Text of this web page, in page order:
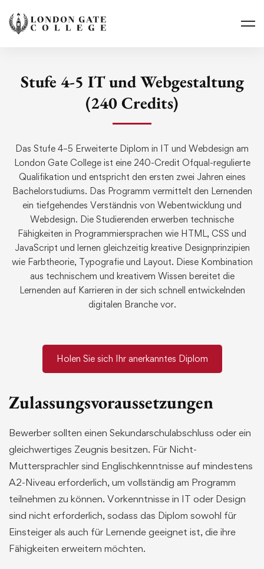
Stufe 4-5 IT und Webgestaltung
(240 Credits)
Das Stufe 4–5 Erweiterte Diplom in IT und Webdesign am
London Gate College ist eine 240-Credit Ofqual-regulierte
Qualifikation und entspricht den ersten zwei Jahren eines
Bachelorstudiums. Das Programm vermittelt den Lernenden
ein tiefgehendes Verständnis von Webentwicklung und
Webdesign. Die Studierenden erwerben technische
Fähigkeiten in Programmiersprachen wie HTML, CSS und
JavaScript und lernen gleichzeitig kreative Designprinzipien
wie Farbtheorie, Typografie und Layout. Diese Kombination
aus technischem und kreativem Wissen bereitet die
Lernenden auf Karrieren in der sich schnell entwickelnden
digitalen Branche vor.
Holen Sie sich Ihr anerkanntes Diplom
Zulassungsvoraussetzungen
Bewerber sollten einen Sekundarschulabschluss oder ein
gleichwertiges Zeugnis besitzen. Für Nicht-
Muttersprachler sind Englischkenntnisse auf mindestens
A2-Niveau erforderlich, um vollständig am Programm
teilnehmen zu können. Vorkenntnisse in IT oder Design
sind nicht erforderlich, sodass das Diplom sowohl für
Einsteiger als auch für Lernende geeignet ist, die ihre
Fähigkeiten erweitern möchten.